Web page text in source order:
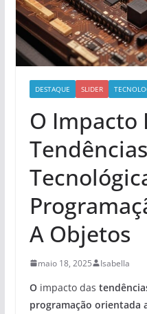
DESTAQUE SLIDER
O Impacto
Tendências
A Objetos
maio 18, 2025 Isabella
Oimpacto das
programação orientada